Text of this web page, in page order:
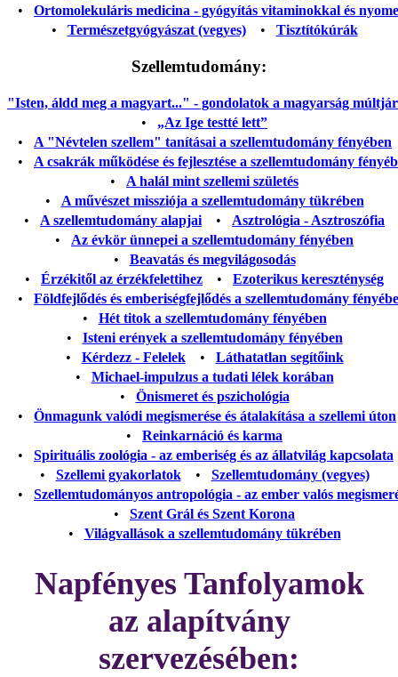
• Ortomolekuláris medicina - gyógyítás vitaminokkal és
• Természetgyógyászat (vegyes)• Tisztítókúrák
Szellemtudomány:
"Isten, áldd meg a magyart..." - gondolatok a magyarság
• „Az Ige testté lett”
• A "Névtelen szellem" tanításai a szellemtudomány fényében
• A csakrák működése és fejlesztése a szellemtudomány
• A halál mint szellemi születés
• A művészet missziója a szellemtudomány tükrében
• A szellemtudomány alapjai • Asztrológia - Asztroszófia
• Az évkör ünnepei a szellemtudomány fényében
• Beavatás és megvilágosodás
• Érzékitől az érzékfelettihez • Ezoterikus kereszténység
• Földfejlődés és emberiségfejlődés a szellemtudomány
• Hét titok a szellemtudomány fényében
• Isteni erények a szellemtudomány fényében
• Kérdezz - Felelek• Láthatatlan segítőink
• Michael-impulzus a tudati lélek korában
• Önismeret és pszichológia
• Önmagunk valódi megismerése és átalakítása a szellemi úton
• Reinkarnáció és karma
• Spirituális zoológia - az emberiség és az állatvilág kapcsolata
• Szellemi gyakorlatok• Szellemtudomány (vegyes)
• Szellemtudományos antropológia - az ember valós
• Szent Grál és Szent Korona
• Világvallások a szellemtudomány tükrében
Napfényes Tanfolyamok
az alapítvány
szervezésében: